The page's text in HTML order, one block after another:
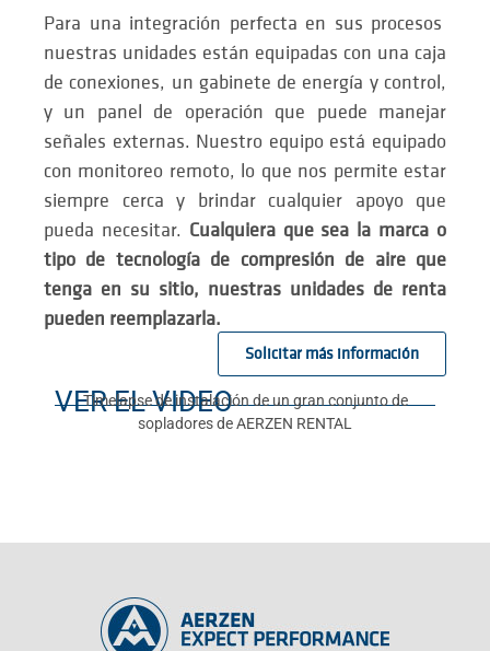
Para una integración perfecta en sus procesos
nuestras unidades están equipadas con una caja
de conexiones, un gabinete de energía y control,
y un panel de operación que puede manejar
señales externas. Nuestro equipo está equipado
con monitoreo remoto, lo que nos permite estar
siempre cerca y brindar cualquier apoyo que
pueda necesitar. Cualquiera que sea la marca o
tipo de tecnología de compresión de aire que
tenga en su sitio, nuestras unidades de renta
pueden reemplazarla.
Solicitar más información
VER EL VIDEO
Timelapse de instalación de un gran conjunto de
sopladores de AERZEN RENTAL